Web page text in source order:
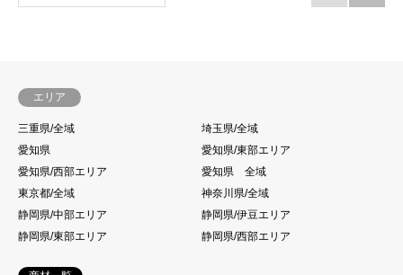
エリア
三重県/全域
埼玉県/全域
愛知県
愛知県/東部エリア
愛知県/西部エリア
愛知県 全域
東京都/全域
神奈川県/全域
静岡県/中部エリア
静岡県/伊豆エリア
静岡県/東部エリア
静岡県/西部エリア